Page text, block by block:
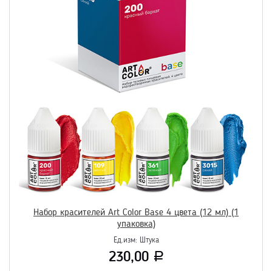
Набор красителей Art Color Base 4 цвета (12 мл) (1
упаковка)
Ед.изм: Штука
230,00 Р